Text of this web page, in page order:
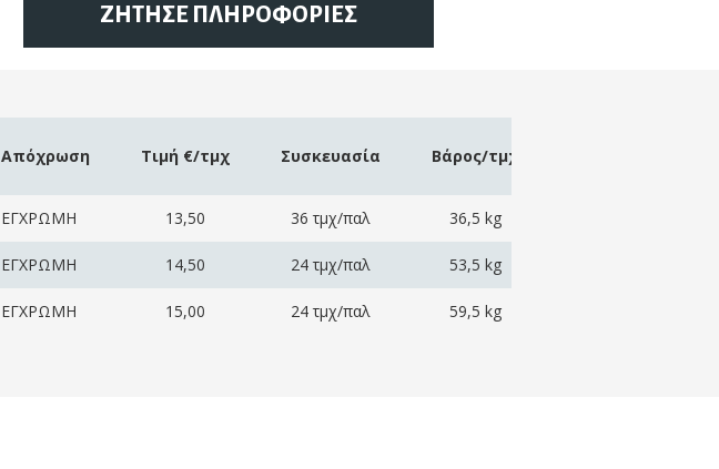
ΖΗΤΗΣΕ ΠΛΗΡΟΦΟΡΙΕΣ
Απόχρωση Τιμή €/τμχ Συσκευασία Βάρος/τμχ
ΕΓΧΡΩΜΗ 13,50 36 τμχ/παλ 36,5 kg
ΕΓΧΡΩΜΗ 14,50 24 τμχ/παλ 53,5 kg
ΕΓΧΡΩΜΗ 15,00 24 τμχ/παλ 59,5 kg